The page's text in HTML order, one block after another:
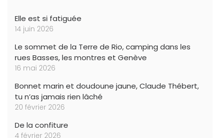
Elle est si fatiguée
14 juin 2026
Le sommet de la Terre de Rio, camping dans les
rues Basses, les montres et Genève
16 mai 2026
Bonnet marin et doudoune jaune, Claude Thébert,
tu n’as jamais rien lâché
20 février 2026
De la confiture
4 février 2026